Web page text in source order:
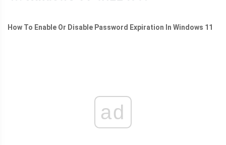
How To Enable Or Disable Password Expiration In Windows 11
ad